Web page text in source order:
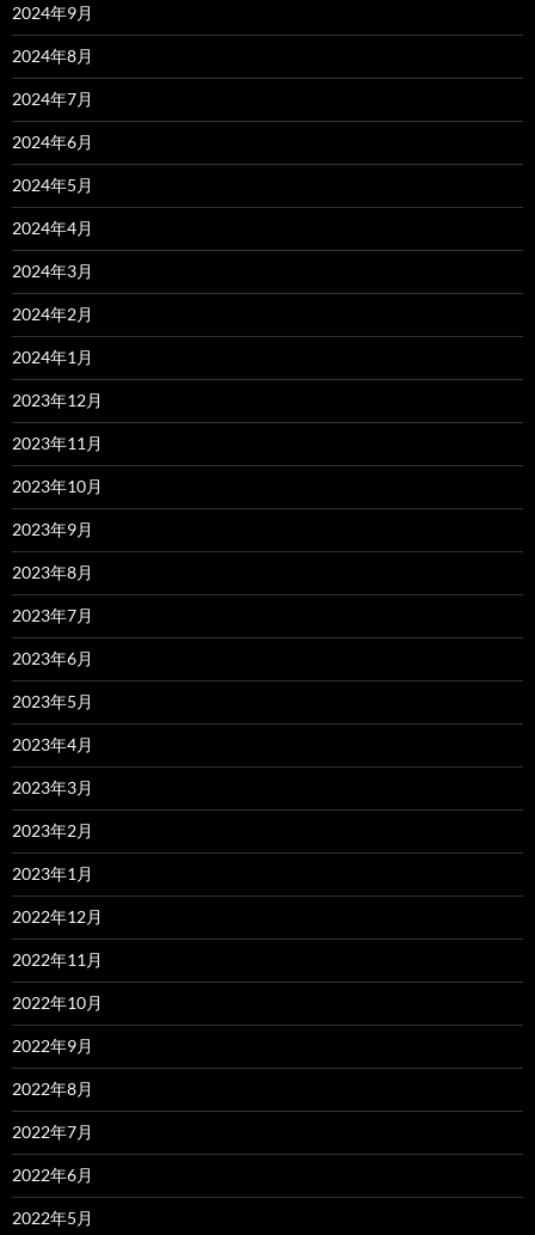
2024年9月
2024年8月
2024年7月
2024年6月
2024年5月
2024年4月
2024年3月
2024年2月
2024年1月
2023年12月
2023年11月
2023年10月
2023年9月
2023年8月
2023年7月
2023年6月
2023年5月
2023年4月
2023年3月
2023年2月
2023年1月
2022年12月
2022年11月
2022年10月
2022年9月
2022年8月
2022年7月
2022年6月
2022年5月